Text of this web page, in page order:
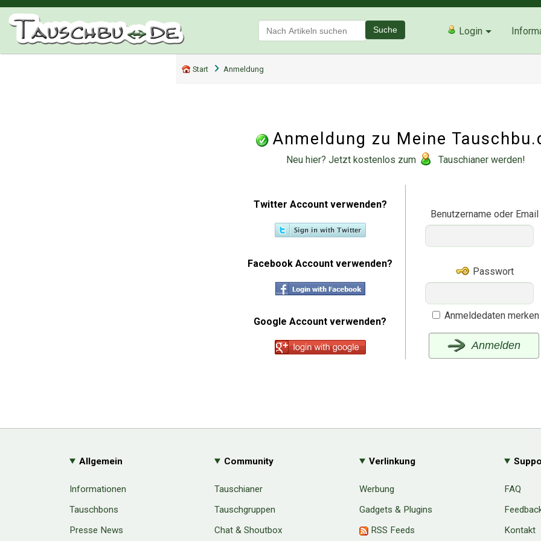
Suche Login
Start Anmeldung
Anmeldung zu Meine
Neu hier? Jetzt kostenlos zum Tauschianer werden!
Twitter Account verwenden?
Benutzername oder Email
Passwort
Anmeldedaten merken
Anmelden
Facebook Account verwenden?
Google Account verwenden?
Allgemein
Informationen
Tauschbons
Presse News
Community
Tauschianer
Tauschgruppen
Chat & Shoutbox
Verlinkung
Werbung
Gadgets & Plugins
RSS Feeds
FAQ
Kontakt